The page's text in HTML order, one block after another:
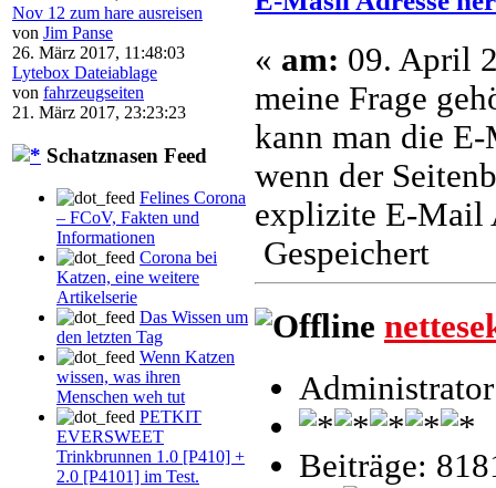
Nov 12 zum hare ausreisen
von Jim Panse
26. März 2017, 11:48:03
Lytebox Dateiablage
von fahrzeugseiten
21. März 2017, 23:23:23
Schatznasen Feed
Felines Corona
– FCoV, Fakten und
Informationen
Corona bei
Katzen, eine weitere
Artikelserie
Das Wissen um
den letzten Tag
Wenn Katzen
wissen, was ihren
Menschen weh tut
PETKIT
EVERSWEET
Trinkbrunnen 1.0 [P410] +
2.0 [P4101] im Test.
« am: 09. April
meine Frage
kann man die
wenn der
explizite E-Mail
Gespeichert
Administrator
Beiträge: